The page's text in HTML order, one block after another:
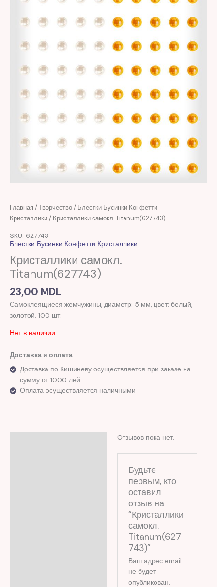
Главная /Творчество/ Блестки Бусинки Конфетти
Кристаллики/ Кристаллики самокл. Titanum(627743)
SKU: 627743
Блестки Бусинки Конфетти Кристаллики
Кристаллики самокл.
Titanum(627743)
23,00 MDL
Самоклеящиеся жемчужины, диаметр: 5 мм, цвет: белый,
золотой. 100 шт.
Нет в наличии
Доставка и оплата
Доставка по Кишиневу осуществляется при заказе на
сумму от 1000 лей.
Оплата осуществляется наличными
Отзывов пока нет.
Будьте
первым, кто
оставил
отзыв на
“Кристаллики
самокл.
Titanum(627
743)”
Ваш адрес email
не будет
опубликован.